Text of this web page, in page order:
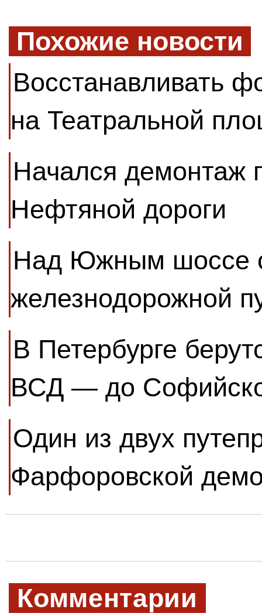
Похожие новости
Восстанавливать
на Театральной
Начался демонтаж
Нефтяной дороги
Над Южным шоссе
железнодорожной
В Петербурге
ВСД — до
Один из двух
Фарфоровской
Комментарии